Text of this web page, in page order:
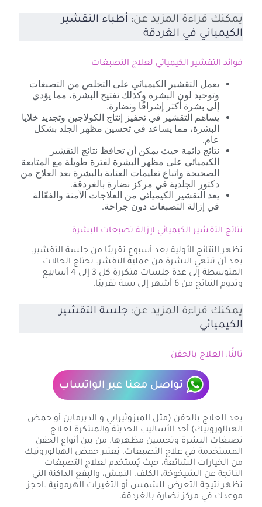
يمكنك قراءة المزيد عن: أطباء التقشير
الكيميائي في الغردقة
فوائد التقشير الكيميائي لعلاج التصبغات
يعمل التقشير الكيميائي على التخلص من التصبغات
وتوحيد لون البشرة وكذلك تفتيح البشرة، مما يؤدي
إلى بشرة أكثر إشراقًا ونضارة.
يساهم التقشير في تحفيز إنتاج الكولاجين وتجديد خلايا
البشرة، مما يساعد في تحسين مظهر الجلد بشكل
عام.
نتائج دائمة حيث يمكن أن تحافظ نتائج التقشير
الكيميائي على مظهر البشرة لفترة طويلة مع المتابعة
الصحيحة واتباع تعليمات العناية بالبشرة بعد العلاج من
دكتور الجلدية في مركز نضارة بالغردقة.
يعد التقشير الكيميائي من العلاجات الآمنة والفعّالة
في إزالة التصبغات دون جراحة.
نتائج التقشير الكيميائي لإزالة تصبغات البشرة
تظهر النتائج الأولية بعد أسبوع تقريبًا من جلسة التقشير،
بعد أن تنتهي البشرة من عملية التقشر. تحتاج الحالات
المتوسطة إلى عدة جلسات متكررة كل 3 إلى 4 أسابيع
وتدوم النتائج من 6 أشهر إلى سنة تقريبًا.
يمكنك قراءة المزيد عن: جلسة التقشير
الكيميائي
ثالثًا: العلاج بالحقن
تواصل معنا عبر الواتساب
يعد العلاج بالحقن (مثل الميزوثيرابي و الديرمابن أو حمض
الهيالورونيك) أحد الأساليب الحديثة والمبتكرة لعلاج
تصبغات البشرة وتحسين مظهرها. من بين أنواع الحقن
المستخدمة في علاج التصبغات، يُعتبر حمض الهيالورونيك
من الخيارات الشائعة، حيث يُستخدم لعلاج التصبغات
الناتجة عن الشيخوخة، الكلف، النمش، والبقع الداكنة التي
تظهر نتيجة التعرض للشمس أو التغيرات الهرمونية .احجز
موعدك في مركز نضارة بالغردقة.